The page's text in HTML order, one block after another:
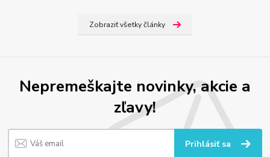
Zobraziť všetky články
Nepremeškajte novinky, akcie a
zľavy!
Prihlásiť sa